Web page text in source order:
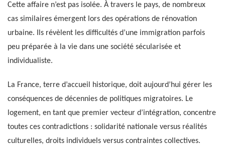
Cette affaire n’est pas isolée. À travers le pays, de nombreux
cas similaires émergent lors des opérations de rénovation
urbaine. Ils révèlent les difficultés d’une immigration parfois
peu préparée à la vie dans une société sécularisée et
individualiste.
La France, terre d’accueil historique, doit aujourd’hui gérer les
conséquences de décennies de politiques migratoires. Le
logement, en tant que premier vecteur d’intégration, concentre
toutes ces contradictions : solidarité nationale versus réalités
culturelles, droits individuels versus contraintes collectives.